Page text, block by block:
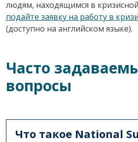
людям, находящимся в
подайте заявку на работу в
(доступно на английском языке).
Часто
вопросы
Что такое National